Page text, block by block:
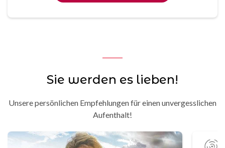
Sie werden es lieben!
Unsere persönlichen Empfehlungen für einen unvergesslichen
Aufenthalt!